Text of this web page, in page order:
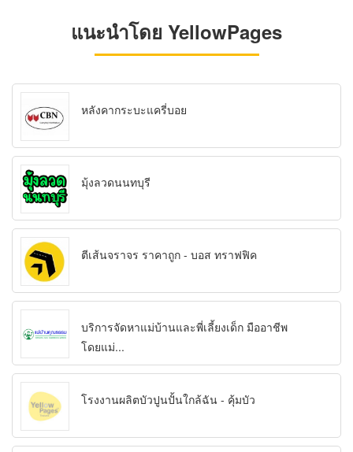
แนะนำโดย YellowPages
หลังคากระบะแครี่บอย
มุ้งลวดนนทบุรี
ตีเส้นจราจร ราคาถูก - บอส ทราฟฟิค
บริการจัดหาแม่บ้านและพี่เลี้ยงเด็ก มืออาชีพ
โดยแม่...
โรงงานผลิตบัวปูนปั้นใกล้ฉัน - คุ้มบัว